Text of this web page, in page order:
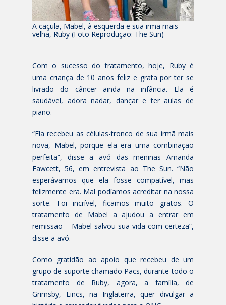
A caçula, Mabel, à esquerda e sua irmã mais
velha, Ruby (Foto Reprodução: The Sun)
Com o sucesso do tratamento, hoje, Ruby é
uma criança de 10 anos feliz e grata por ter se
livrado do câncer ainda na infância. Ela é
saudável, adora nadar, dançar e ter aulas de
piano.
“Ela recebeu as células-tronco de sua irmã mais
nova, Mabel, porque ela era uma combinação
perfeita”, disse a avó das meninas Amanda
Fawcett, 56, em entrevista ao The Sun. “Não
esperávamos que ela fosse compatível, mas
felizmente era. Mal podíamos acreditar na nossa
sorte. Foi incrível, ficamos muito gratos. O
tratamento de Mabel a ajudou a entrar em
remissão – Mabel salvou sua vida com certeza”,
disse a avó.
Como gratidão ao apoio que recebeu de um
grupo de suporte chamado Pacs, durante todo o
tratamento de Ruby, agora, a família, de
Grimsby, Lincs, na Inglaterra, quer divulgar a